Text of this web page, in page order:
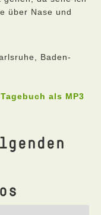
über Nase und
Baden-
als MP3